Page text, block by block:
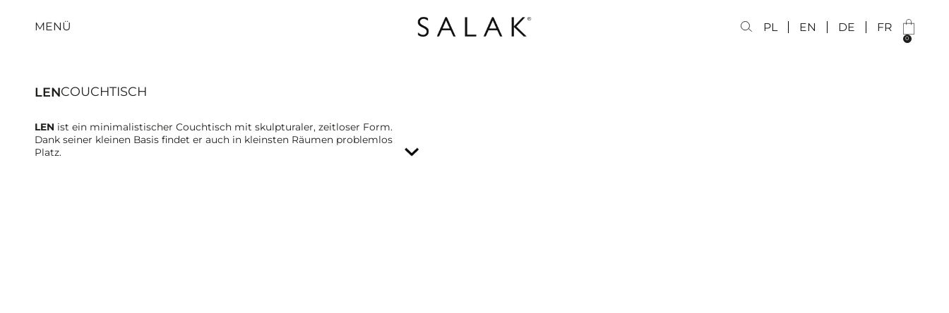
MENÜ PL EN DE FR
0
LENCOUCHTISCH
LEN ist ein minimalistischer Couchtisch mit skulpturaler, zeitloser Form.
Dank seiner kleinen Basis findet er auch in kleinsten Räumen problemlos
Platz.